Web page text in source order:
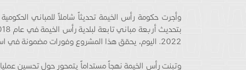
2022. اليوم، يحقق هذا المشروع وفورات مضمونة في استهلاك الكهرباء والماء بنسبة 26%.
وتبنت رأس الخيمة نهجاً مستداماً يتمحور حول تحسين